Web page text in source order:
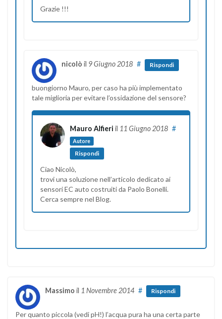
Grazie !!!
nicolò il 9 Giugno 2018 # Rispondi
buongiorno Mauro, per caso ha più implementato
tale miglioria per evitare l’ossidazione del sensore?
Mauro Alfieri il 11 Giugno 2018
Autore
#
Rispondi
Ciao Nicolò,
trovi una soluzione nell’articolo dedicato ai
sensori EC auto costruiti da Paolo Bonelli.
Cerca sempre nel Blog.
Massimo il 1 Novembre 2014 # Rispondi
Per quanto piccola (vedi pH!) l’acqua pura ha una certa parte